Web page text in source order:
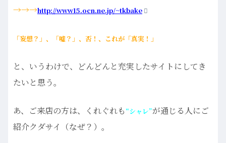
→→→http://www15.ocn.ne.jp/~tkbake
「妄想？」、「嘘？」、否！、これが「真実！」
と、いうわけで、どんどんと充実したサイトにしてき
たいと思う。
あ、ご来店の方は、くれぐれも “シャレ”が通じる人にご
紹介クダサイ（なぜ？）。